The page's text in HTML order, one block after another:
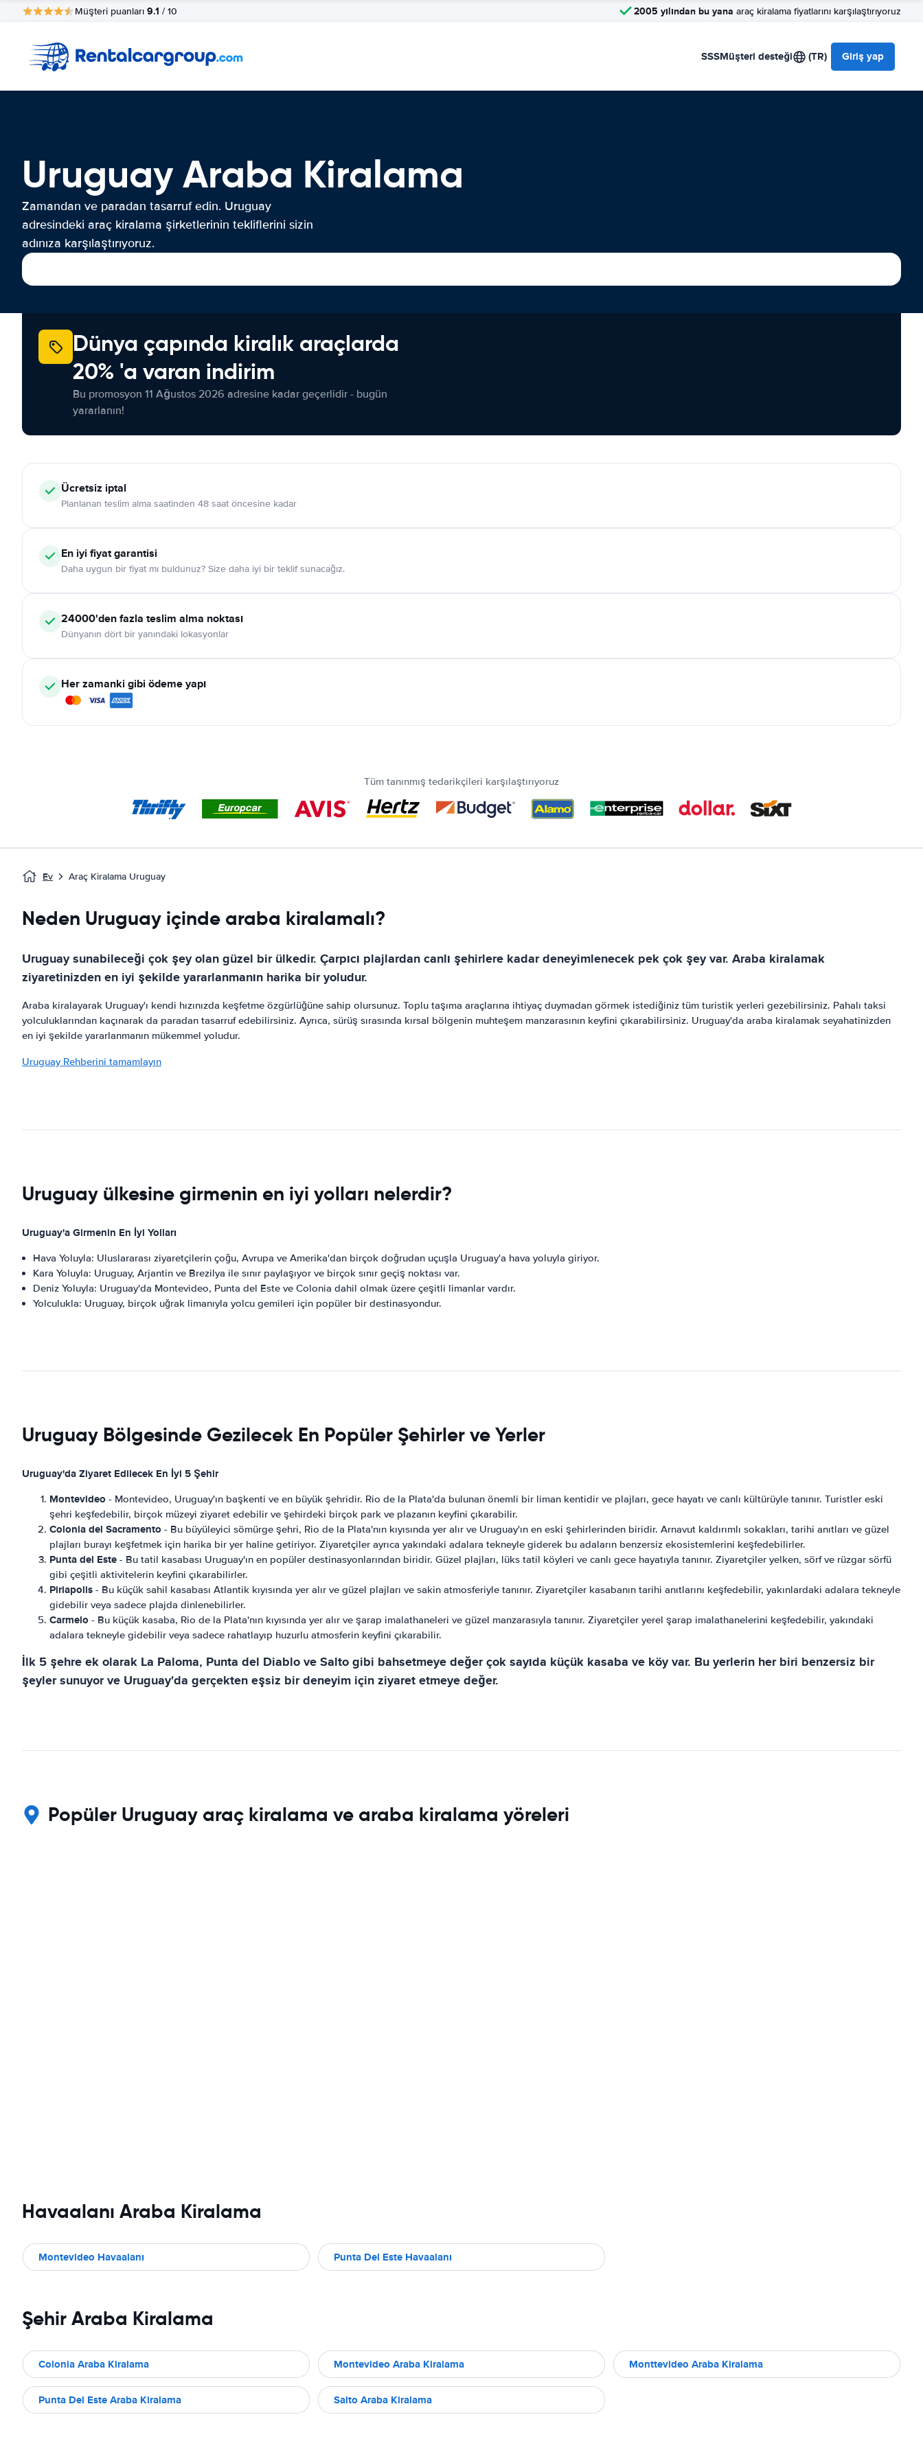
Müşteri puanları 9.1 / 10 2005 yılından bu yana araç kiralama fiyatlarını karşılaştırıyoruz
SSSMüşteri desteği (TR) Giriş yap
Uruguay Araba Kiralama
Zamandan ve paradan tasarruf edin. Uruguay
adresindeki araç kiralama şirketlerinin tekliflerini sizin
adınıza karşılaştırıyoruz.
Dünya çapında kiralık araçlarda
20% 'a varan indirim
Bu promosyon 11 Ağustos 2026 adresine kadar geçerlidir - bugün
yararlanın!
Ücretsiz iptal
Planlanan teslim alma saatinden 48 saat öncesine kadar
En iyi fiyat garantisi
Daha uygun bir fiyat mı buldunuz? Size daha iyi bir teklif sunacağız.
24000'den fazla teslim alma noktası
Dünyanın dört bir yanındaki lokasyonlar
Her zamanki gibi ödeme yapı
Tüm tanınmış tedarikçileri karşılaştırıyoruz
Ev Araç Kiralama Uruguay
Neden Uruguay içinde araba kiralamalı?
Uruguay sunabileceği çok şey olan güzel bir ülkedir. Çarpıcı plajlardan canlı şehirlere kadar deneyimlenecek pek çok şey var. Araba kiralamak
ziyaretinizden en iyi şekilde yararlanmanın harika bir yoludur.
Araba kiralayarak Uruguay'ı kendi hızınızda keşfetme özgürlüğüne sahip olursunuz. Toplu taşıma araçlarına ihtiyaç duymadan görmek istediğiniz tüm turistik yerleri gezebilirsiniz. Pahalı taksi
yolculuklarından kaçınarak da paradan tasarruf edebilirsiniz. Ayrıca, sürüş sırasında kırsal bölgenin muhteşem manzarasının keyfini çıkarabilirsiniz. Uruguay'da araba kiralamak seyahatinizden
en iyi şekilde yararlanmanın mükemmel yoludur.
Uruguay Rehberini tamamlayın
Uruguay ülkesine girmenin en iyi yolları nelerdir?
Uruguay'a Girmenin En İyi Yolları
Hava Yoluyla: Uluslararası ziyaretçilerin çoğu, Avrupa ve Amerika'dan birçok doğrudan uçuşla Uruguay'a hava yoluyla giriyor.
Kara Yoluyla: Uruguay, Arjantin ve Brezilya ile sınır paylaşıyor ve birçok sınır geçiş noktası var.
Deniz Yoluyla: Uruguay'da Montevideo, Punta del Este ve Colonia dahil olmak üzere çeşitli limanlar vardır.
Yolculukla: Uruguay, birçok uğrak limanıyla yolcu gemileri için popüler bir destinasyondur.
Uruguay Bölgesinde Gezilecek En Popüler Şehirler ve Yerler
Uruguay'da Ziyaret Edilecek En İyi 5 Şehir
Montevideo - Montevideo, Uruguay'ın başkenti ve en büyük şehridir. Rio de la Plata'da bulunan önemli bir liman kentidir ve plajları, gece hayatı ve canlı kültürüyle tanınır. Turistler eski
şehri keşfedebilir, birçok müzeyi ziyaret edebilir ve şehirdeki birçok park ve plazanın keyfini çıkarabilir.
Colonia del Sacramento - Bu büyüleyici sömürge şehri, Rio de la Plata'nın kıyısında yer alır ve Uruguay'ın en eski şehirlerinden biridir. Arnavut kaldırımlı sokakları, tarihi anıtları ve güzel
plajları burayı keşfetmek için harika bir yer haline getiriyor. Ziyaretçiler ayrıca yakındaki adalara tekneyle giderek bu adaların benzersiz ekosistemlerini keşfedebilirler.
Punta del Este - Bu tatil kasabası Uruguay'ın en popüler destinasyonlarından biridir. Güzel plajları, lüks tatil köyleri ve canlı gece hayatıyla tanınır. Ziyaretçiler yelken, sörf ve rüzgar sörfü
gibi çeşitli aktivitelerin keyfini çıkarabilirler.
Piriapolis - Bu küçük sahil kasabası Atlantik kıyısında yer alır ve güzel plajları ve sakin atmosferiyle tanınır. Ziyaretçiler kasabanın tarihi anıtlarını keşfedebilir, yakınlardaki adalara tekneyle
gidebilir veya sadece plajda dinlenebilirler.
Carmelo - Bu küçük kasaba, Rio de la Plata'nın kıyısında yer alır ve şarap imalathaneleri ve güzel manzarasıyla tanınır. Ziyaretçiler yerel şarap imalathanelerini keşfedebilir, yakındaki
adalara tekneyle gidebilir veya sadece rahatlayıp huzurlu atmosferin keyfini çıkarabilir.
İlk 5 şehre ek olarak La Paloma, Punta del Diablo ve Salto gibi bahsetmeye değer çok sayıda küçük kasaba ve köy var. Bu yerlerin her biri benzersiz bir
şeyler sunuyor ve Uruguay'da gerçekten eşsiz bir deneyim için ziyaret etmeye değer.
Popüler Uruguay araç kiralama ve araba kiralama yöreleri
Havaalanı Araba Kiralama
Montevideo Havaalanı Punta Del Este Havaalanı
Şehir Araba Kiralama
Colonia Araba Kiralama Montevideo Araba Kiralama Monttevideo Araba Kiralama
Punta Del Este Araba Kiralama Salto Araba Kiralama